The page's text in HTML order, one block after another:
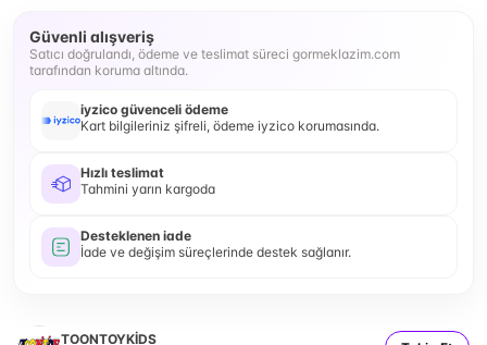
Güvenli alışveriş
Satıcı doğrulandı, ödeme ve teslimat süreci gormeklazim.com
tarafından koruma altında.
iyzico güvenceli ödeme
Kart bilgileriniz şifreli, ödeme iyzico korumasında.
Hızlı teslimat
Tahmini yarın kargoda
Desteklenen iade
İade ve değişim süreçlerinde destek sağlanır.
TOONTOYKİDS